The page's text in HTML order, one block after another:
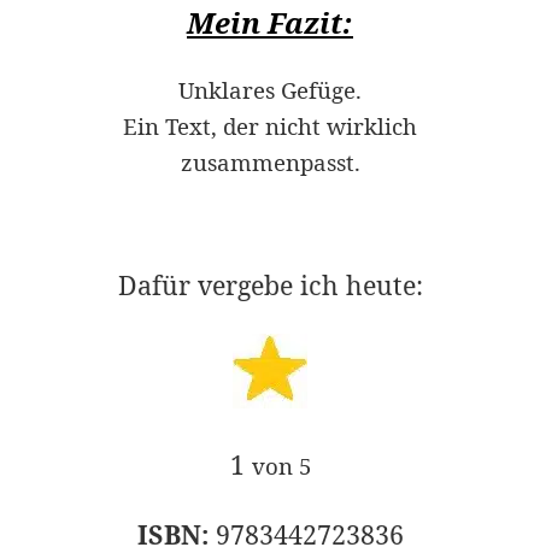
Mein Fazit:
Unklares Gefüge.
Ein Text, der nicht wirklich
zusammenpasst.
Dafür vergebe ich heute:
1 von 5
ISBN: 9783442723836